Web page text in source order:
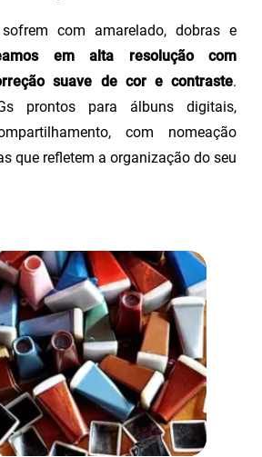
com amarelado, dobras e
em alta resolução com
suave de cor e contraste.
prontos para álbuns digitais,
com nomeação
que refletem a organização do seu